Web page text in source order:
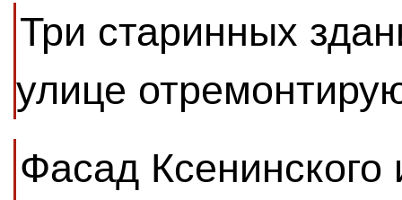
Три старинных
улице
Фасад Ксенинского